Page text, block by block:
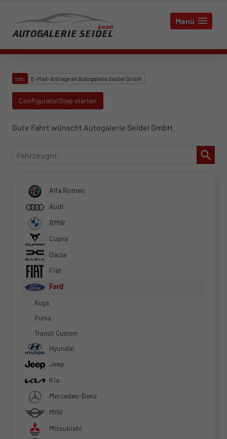
Menü
info E-Mail-Anfrage an Autogalerie Seidel GmbH
ConfiguratorStep starten
Gute Fahrt wünscht Autogalerie Seidel GmbH.
Fahrzeugnr.
Alfa Romeo
Audi
BMW
Cupra
Dacia
Fiat
Ford
Kuga
Puma
Transit Custom
Hyundai
Jeep
Kia
Mercedes-Benz
MINI
Mitsubishi